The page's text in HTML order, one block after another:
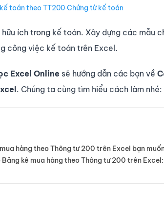
toán theo TT200∙Chứng từ kế toán
ích trong kế toán. Xây dựng các mẫu
công việc kế toán trên Excel.
Excel Online sẽ hướng dẫn các bạn về
. Chúng ta cùng tìm hiểu cách làm nhé:
hàng theo Thông tư 200 trên Excel bạn
kê mua hàng theo Thông tư 200 trên Excel: